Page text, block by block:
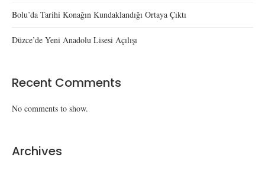
Bolu’da Tarihi Konağın Kundaklandığı Ortaya Çıktı
Düzce’de Yeni Anadolu Lisesi Açılışı
Recent Comments
No comments to show.
Archives